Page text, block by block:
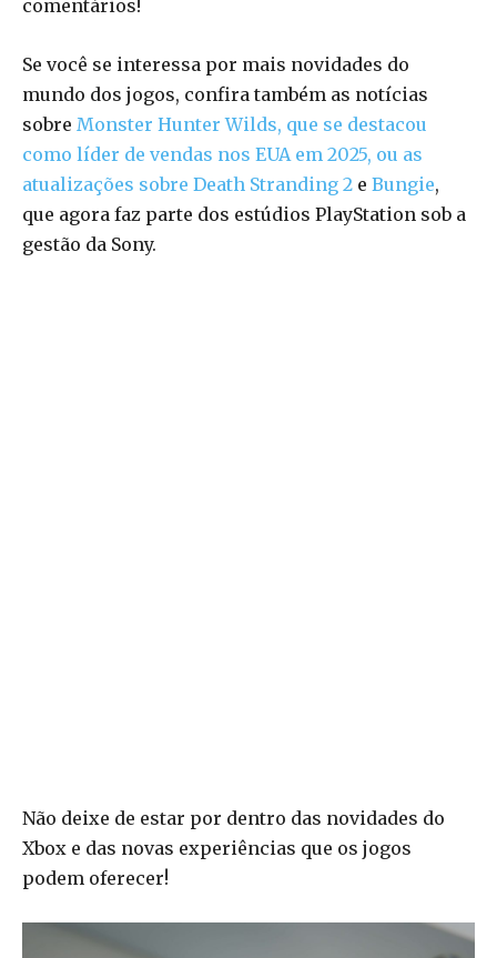
comentários!
Se você se interessa por mais novidades do
mundo dos jogos, confira também as notícias
sobre Monster Hunter Wilds, que se destacou
como líder de vendas nos EUA em 2025, ou as
atualizações sobre Death Stranding 2 e Bungie,
que agora faz parte dos estúdios PlayStation sob a
gestão da Sony.
Não deixe de estar por dentro das novidades do
Xbox e das novas experiências que os jogos
podem oferecer!